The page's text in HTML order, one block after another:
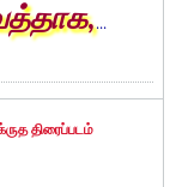
...
திரைப்படம்